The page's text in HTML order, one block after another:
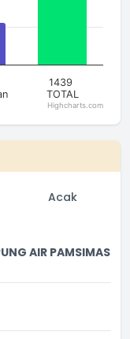
1439
TOTAL
Highcharts.com
Acak
AIR PAMSIMAS